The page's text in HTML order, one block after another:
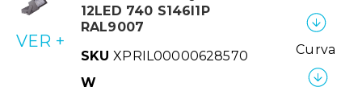
VER +
12LED 740 S146I1P
RAL9007
SKU XPRIL00000628570
W
Curva